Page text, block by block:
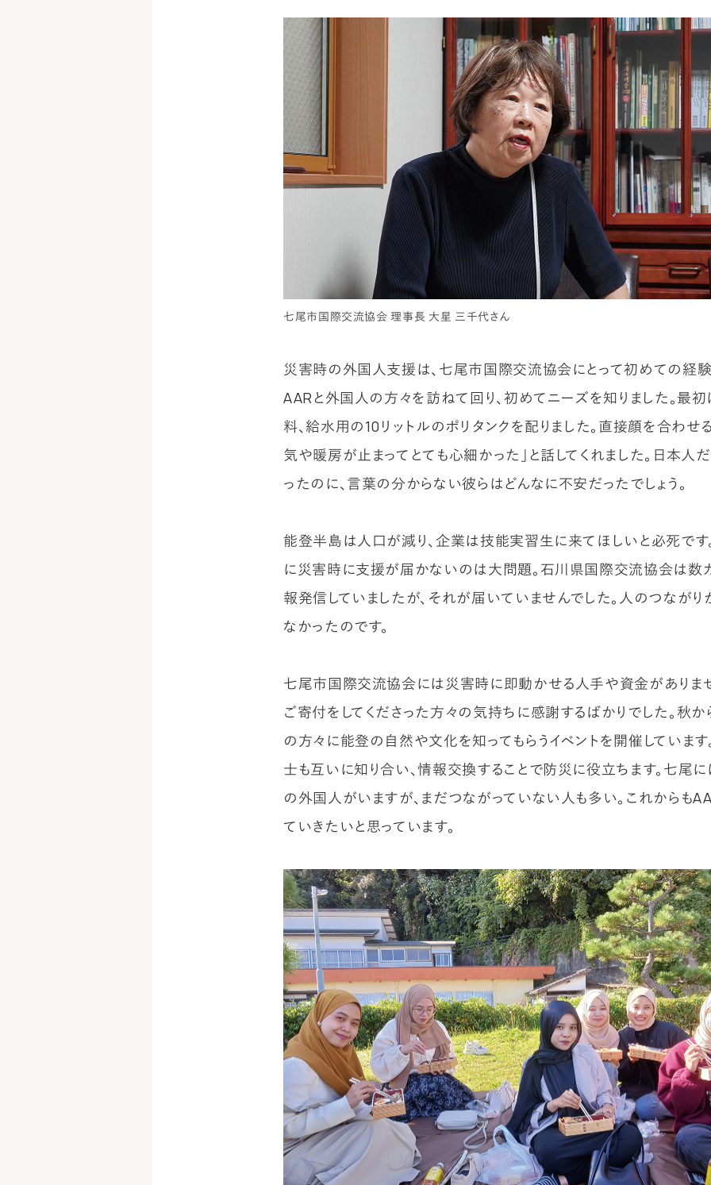
七尾市国際交流協会 理事長 大星 三千代さん
災害時の外国人支援は、七尾市国際交流協会にとって初めての経験
AARと外国人の方々を訪ねて回り、初めてニーズを知りました。最
料、給水用の10リットルのポリタンクを配りました。直接顔を合わせる
気や暖房が止まってとても心細かった」と話してくれました。日本人
ったのに、言葉の分からない彼らはどんなに不安だったでしょう。
能登半島は人口が減り、企業は技能実習生に来てほしいと必死です
に災害時に支援が届かないのは大問題。石川県国際交流協会は数
報発信していましたが、それが届いていませんでした。人のつながり
なかったのです。
七尾市国際交流協会には災害時に即動かせる人手や資金がありま
ご寄付をしてくださった方々の気持ちに感謝するばかりでした。秋
の方々に能登の自然や文化を知ってもらうイベントを開催していま
士も互いに知り合い、情報交換することで防災に役立ちます。七尾
の外国人がいますが、まだつながっていない人も多い。これからも
ていきたいと思っています。